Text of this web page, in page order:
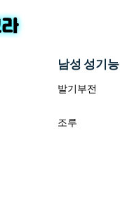
남성 성기능
발기부전
조루